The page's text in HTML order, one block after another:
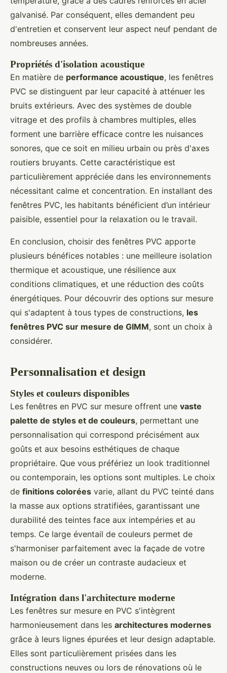
galvanisé. Par conséquent, elles demandent peu
d'entretien et conservent leur aspect neuf pendant de
nombreuses années.
Propriétés d'isolation acoustique
En matière de performance acoustique, les fenêtres
PVC se distinguent par leur capacité à atténuer les
bruits extérieurs. Avec des systèmes de double
vitrage et des profils à chambres multiples, elles
forment une barrière efficace contre les nuisances
sonores, que ce soit en milieu urbain ou près d'axes
routiers bruyants. Cette caractéristique est
particulièrement appréciée dans les environnements
nécessitant calme et concentration. En installant des
fenêtres PVC, les habitants bénéficient d’un intérieur
paisible, essentiel pour la relaxation ou le travail.
En conclusion, choisir des fenêtres PVC apporte
plusieurs bénéfices notables : une meilleure isolation
thermique et acoustique, une résilience aux
conditions climatiques, et une réduction des coûts
énergétiques. Pour découvrir des options sur mesure
qui s'adaptent à tous types de constructions, les
fenêtres PVC sur mesure de GIMM, sont un choix à
considérer.
Personnalisation et design
Styles et couleurs disponibles
Les fenêtres en PVC sur mesure offrent une vaste
palette de styles et de couleurs, permettant une
personnalisation qui correspond précisément aux
goûts et aux besoins esthétiques de chaque
propriétaire. Que vous préfériez un look traditionnel
ou contemporain, les options sont multiples. Le choix
de finitions colorées varie, allant du PVC teinté dans
la masse aux options stratifiées, garantissant une
durabilité des teintes face aux intempéries et au
temps. Ce large éventail de couleurs permet de
s'harmoniser parfaitement avec la façade de votre
maison ou de créer un contraste audacieux et
moderne.
Intégration dans l'architecture moderne
Les fenêtres sur mesure en PVC s'intègrent
harmonieusement dans les architectures modernes
grâce à leurs lignes épurées et leur design adaptable.
Elles sont particulièrement prisées dans les
constructions neuves ou lors de rénovations où le